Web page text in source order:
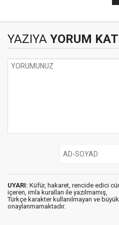
YAZIYA YORUM KAT
UYARI: Küfür, hakaret, rencide edici
içeren, imla kuralları ile yazılmamış,
Türkçe karakter kullanılmayan ve
onaylanmamaktadır.